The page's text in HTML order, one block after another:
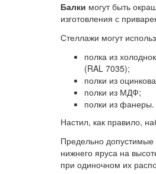
Балки могут быть
изготовления с
Стеллажи могут
полка из
(RAL 7035);
полки из
полки из МДФ;
полки из фанеры.
Настил, как правило,
Предельно допустимые
нижнего яруса на
при одиночном их